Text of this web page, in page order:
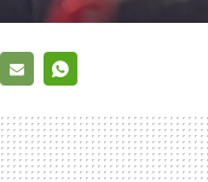
MAIL